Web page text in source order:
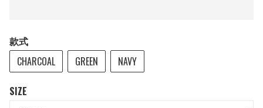
款式
CHARCOAL
GREEN NAVY
SIZE